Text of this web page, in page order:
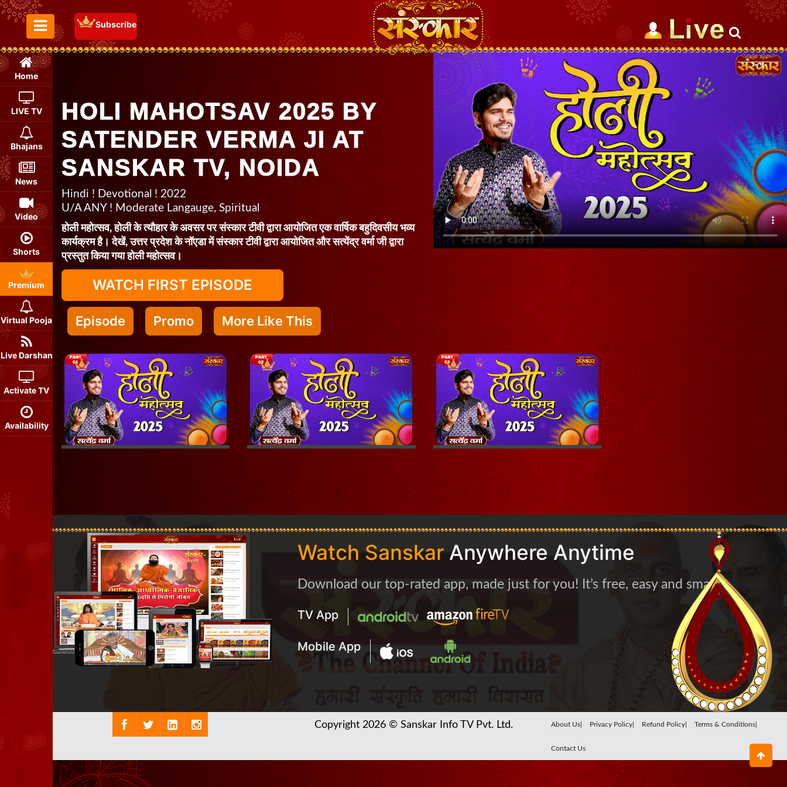
Toggle Menu
Subscribe
Home
LIVE TV
Bhajans
News
Video
Shorts
Premium
Virtual Pooja
Live Darshan
Activate TV
Availability
HOLI MAHOTSAV 2025 BY
SATENDER VERMA JI AT
SANSKAR TV, NOIDA
Hindi ! Devotional ! 2022
U/A ANY ! Moderate Langauge, Spiritual
होली महोत्सव, होली के त्यौहार के अवसर पर संस्कार टीवी द्वारा आयोजित एक वार्षिक बहुदिवसीय भव्य
कार्यक्रम है। देखें, उत्तर प्रदेश के नॉएडा में संस्कार टीवी द्वारा आयोजित और सत्येंद्र वर्मा जी द्वारा
प्रस्तुत किया गया होली महोत्सव।
WATCH FIRST EPISODE
Episode Promo More Like This
Watch Sanskar Anywhere Anytime
Download our top-rated app, made just for you! It’s free, easy and smart
TV App
Mobile App
Copyright 2026 © Sanskar Info TV Pvt. Ltd. About Us| Privacy Policy| Refund Policy| Terms & Conditions|
Contact Us